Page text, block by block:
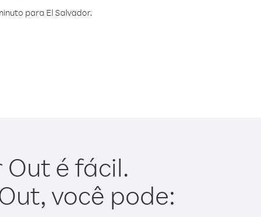
para El Salvador.
é fácil.
você pode: